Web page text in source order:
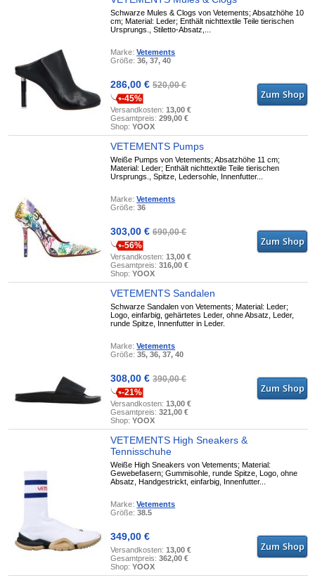
Schwarze Mules & Clogs von Vetements; Absatzhöhe 10
cm; Material: Leder; Enthält nichttextile Teile tierischen
Ursprungs., Stiletto-Absatz,...
Marke:Vetements
Größe:36, 37, 40
286,00 €520,00 €
-45%
Versandkosten:13,00 €
Gesamtpreis:299,00 €
Shop:YOOX
VETEMENTS Pumps
Weiße Pumps von Vetements; Absatzhöhe 11 cm;
Material: Leder; Enthält nichttextile Teile tierischen
Ursprungs., Spitze, Ledersohle, Innenfutter...
Marke:Vetements
Größe:36
303,00 €690,00 €
-56%
Versandkosten:13,00 €
Gesamtpreis:316,00 €
Shop:YOOX
VETEMENTS Sandalen
Schwarze Sandalen von Vetements; Material: Leder;
Logo, einfarbig, gehärtetes Leder, ohne Absatz, Leder,
runde Spitze, Innenfutter in Leder.
Marke:Vetements
Größe:35, 36, 37, 40
308,00 €390,00 €
-21%
Versandkosten:13,00 €
Gesamtpreis:321,00 €
Shop:YOOX
VETEMENTS High Sneakers &
Tennisschuhe
Weiße High Sneakers von Vetements; Material:
Gewebefasern; Gummisohle, runde Spitze, Logo, ohne
Absatz, Handgestrickt, einfarbig, Innenfutter...
Marke:Vetements
Größe:38.5
349,00 €
Versandkosten:13,00 €
Gesamtpreis:362,00 €
Shop:YOOX